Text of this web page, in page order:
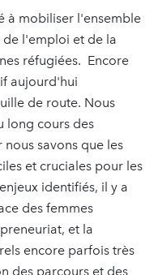
à mobiliser l'ensemble
de l'emploi et de la
réfugiées. Encore
aujourd'hui
de route. Nous
long cours des
savons que les
et cruciales pour les
identifiés, il y a
des femmes
et la
encore parfois très
des parcours et des